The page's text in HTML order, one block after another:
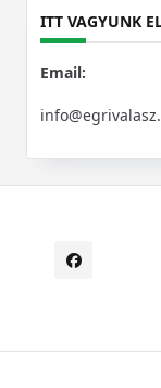
ITT VAGYUNK
Email: